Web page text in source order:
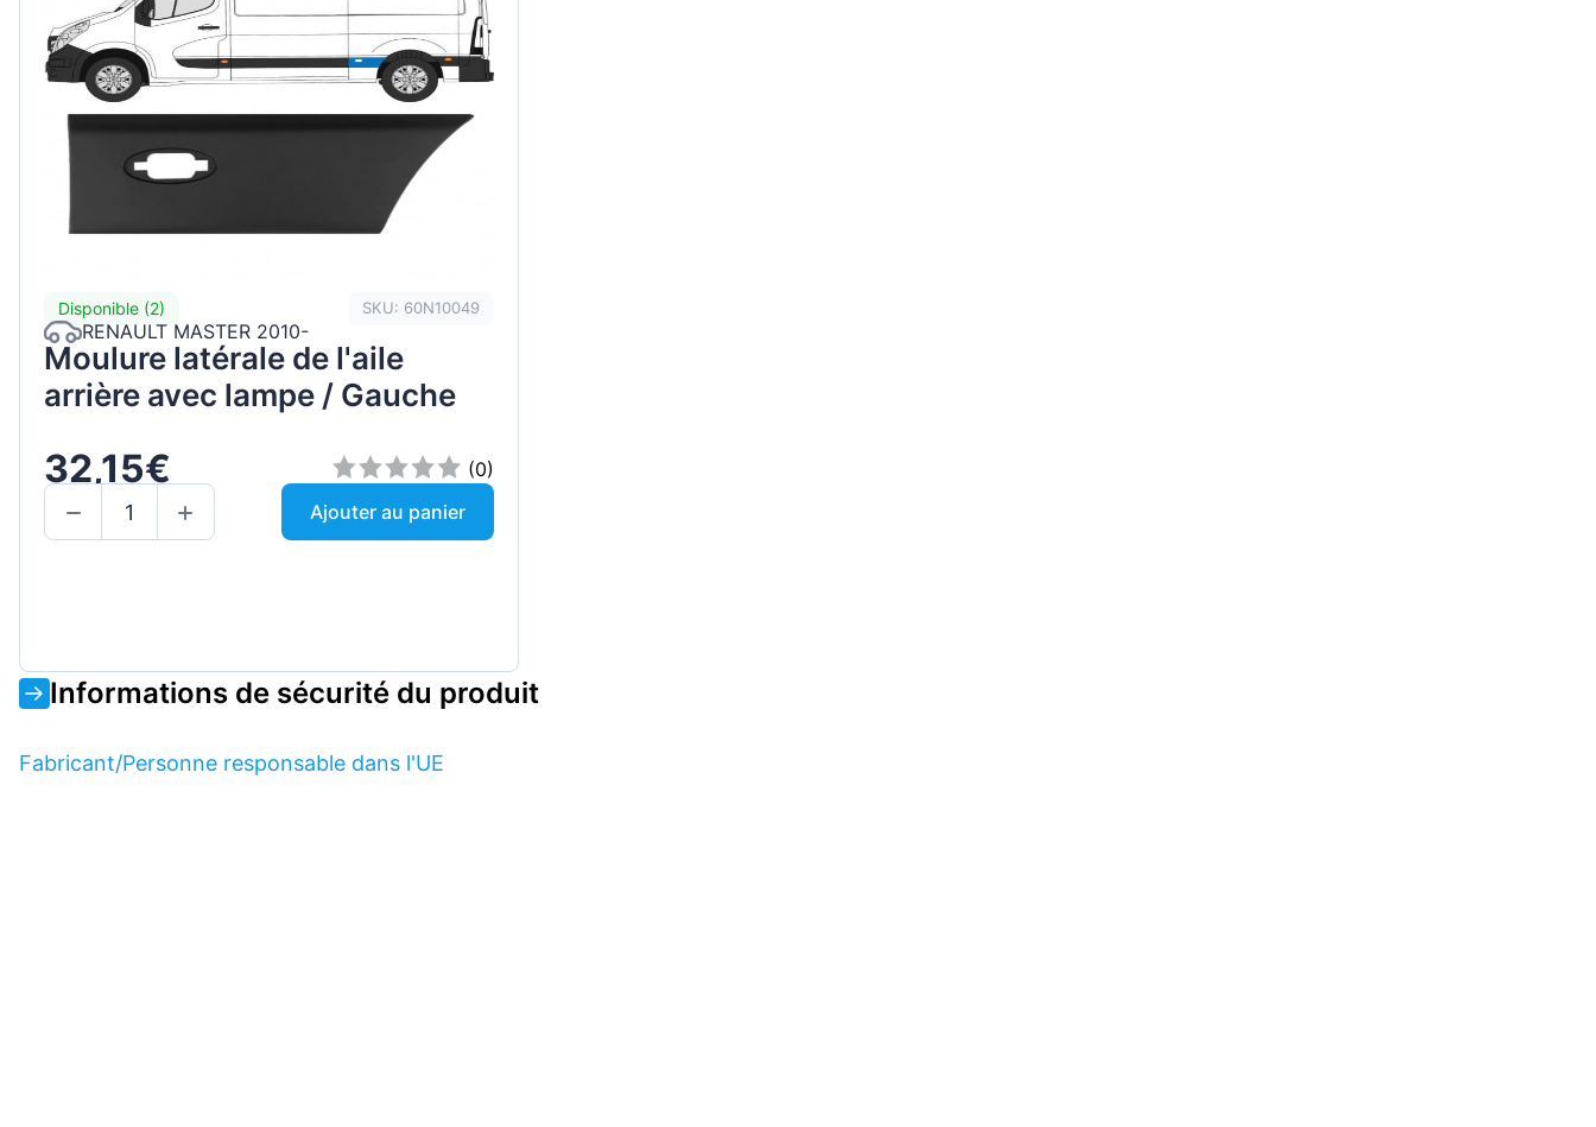
Disponible (2) SKU: 60N10049
RENAULT MASTER 2010-
Moulure latérale de l'aile
arrière avec lampe / Gauche
32,15€
(0)
Ajouter au panier
Informations de sécurité du produit
Fabricant/Personne responsable dans l'UE